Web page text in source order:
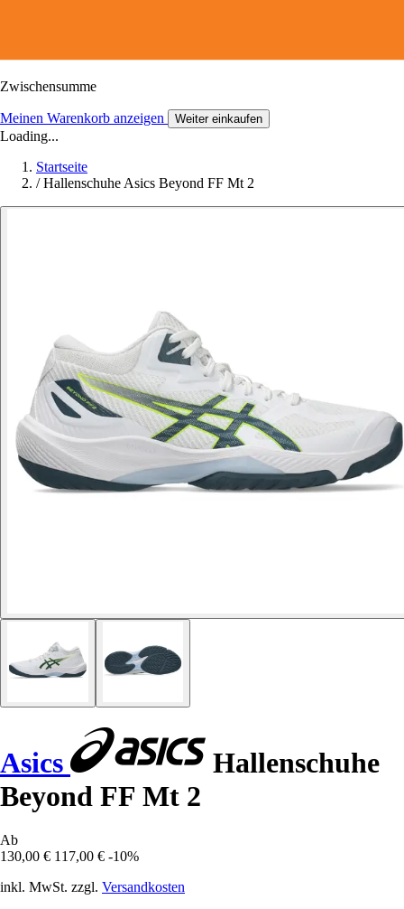
Zwischensumme
Meinen Warenkorb anzeigen Weiter einkaufen
Loading...
Startseite
/ Hallenschuhe Asics Beyond FF Mt 2
Asics
Hallenschuhe
Beyond FF Mt 2
Ab
130,00 € 117,00 € -10%
inkl. MwSt. zzgl. Versandkosten